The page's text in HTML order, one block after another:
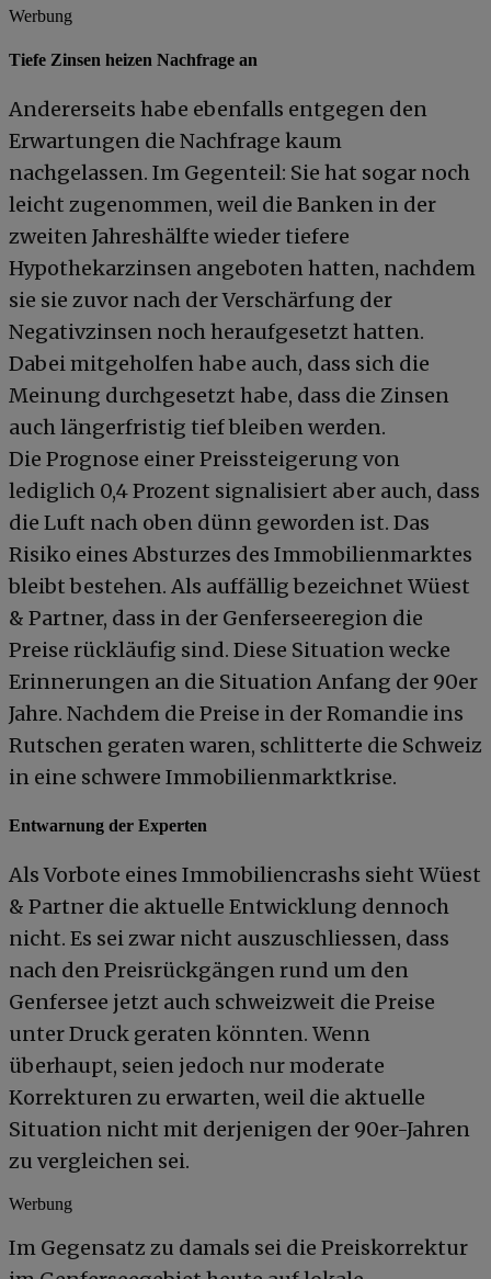
Werbung
Tiefe Zinsen heizen Nachfrage an
Andererseits habe ebenfalls entgegen den
Erwartungen die Nachfrage kaum
nachgelassen. Im Gegenteil: Sie hat sogar noch
leicht zugenommen, weil die Banken in der
zweiten Jahreshälfte wieder tiefere
Hypothekarzinsen angeboten hatten, nachdem
sie sie zuvor nach der Verschärfung der
Negativzinsen noch heraufgesetzt hatten.
Dabei mitgeholfen habe auch, dass sich die
Meinung durchgesetzt habe, dass die Zinsen
auch längerfristig tief bleiben werden.
Die Prognose einer Preissteigerung von
lediglich 0,4 Prozent signalisiert aber auch, dass
die Luft nach oben dünn geworden ist. Das
Risiko eines Absturzes des Immobilienmarktes
bleibt bestehen. Als auffällig bezeichnet Wüest
& Partner, dass in der Genferseeregion die
Preise rückläufig sind. Diese Situation wecke
Erinnerungen an die Situation Anfang der 90er
Jahre. Nachdem die Preise in der Romandie ins
Rutschen geraten waren, schlitterte die Schweiz
in eine schwere Immobilienmarktkrise.
Entwarnung der Experten
Als Vorbote eines Immobiliencrashs sieht Wüest
& Partner die aktuelle Entwicklung dennoch
nicht. Es sei zwar nicht auszuschliessen, dass
nach den Preisrückgängen rund um den
Genfersee jetzt auch schweizweit die Preise
unter Druck geraten könnten. Wenn
überhaupt, seien jedoch nur moderate
Korrekturen zu erwarten, weil die aktuelle
Situation nicht mit derjenigen der 90er-Jahren
zu vergleichen sei.
Werbung
Im Gegensatz zu damals sei die Preiskorrektur